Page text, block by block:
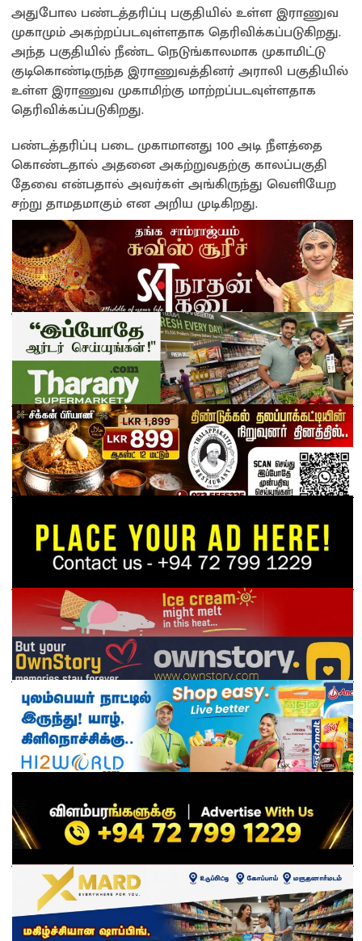
அதுபோல பண்டத்தரிப்பு பகுதியில் உள்ள இராணுவ
முகாமும் அகற்றப்படவுள்ளதாக தெரிவிக்கப்படுகிறது.
அந்த பகுதியில் நீண்ட நெடுங்காலமாக முகாமிட்டு
குடிகொண்டிருந்த இராணுவத்தினர் அராலி பகுதியில்
உள்ள இராணுவ முகாமிற்கு மாற்றப்படவுள்ளதாக
தெரிவிக்கப்படுகிறது.
பண்டத்தரிப்பு படை முகாமானது 100 அடி நீளத்தை
கொண்டதால் அதனை அகற்றுவதற்கு காலப்பகுதி
தேவை என்பதால் அவர்கள் அங்கிருந்து வெளியேற
சற்று தாமதமாகும் என அறிய முடிகிறது.